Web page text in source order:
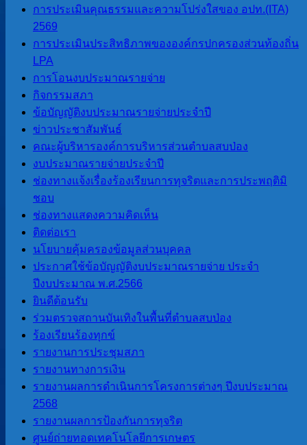
การประเมินคุณธรรมและความโปร่งใสของ อปท.(ITA)
2569
การประเมินประสิทธิภาพขององค์กรปกครองส่วนท้องถิ่น
LPA
การโอนงบประมาณรายจ่าย
กิจกรรมสภา
ข้อบัญญัติงบประมาณรายจ่ายประจำปี
ข่าวประชาสัมพันธ์
คณะผู้บริหารองค์การบริหารส่วนตำบลสบป่อง
งบประมาณรายจ่ายประจำปี
ช่องทางแจ้งเรื่องร้องเรียนการทุจริตและการประพฤติมิ
ชอบ
ช่องทางแสดงความคิดเห็น
ติดต่อเรา
นโยบายคุ้มครองข้อมูลส่วนบุคคล
ประกาศใช้ข้อบัญญัติงบประมาณรายจ่าย ประจำ
ปีงบประมาณ พ.ศ.2566
ยินดีต้อนรับ
ร่วมตรวจสถานบันเทิงในพื้นที่ตำบลสบป่อง
ร้องเรียนร้องทุกข์
รายงานการประชุมสภา
รายงานทางการเงิน
รายงานผลการดำเนินการโครงการต่างๆ ปีงบประมาณ
2568
รายงานผลการป้องกันการทุจริต
ศูนย์ถ่ายทอดเทคโนโลยีการเกษตร
จังหวัดแม่ฮ่องสอน
จำนวนผู้อ่าน : 235
นายโอฬาร ปาริฉัตรพงศ์
นายกองค์การบริหารส่วนตำบลสบป่อง
โทร 080-034-6787
เมนูหลัก
หน้าแรก
ข้อมูลทั่วไป
ประวัติองค์การบริหารส่วนตำบลสบ
ป่อง
วิสัยทัศน์การพัฒนา
อำนาจหน้าที่
ติดต่อเรา